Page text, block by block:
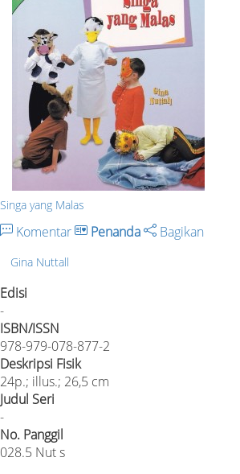
Singa yang Malas
Komentar Penanda Bagikan
Gina Nuttall
Edisi
-
ISBN/ISSN
978-979-078-877-2
Deskripsi Fisik
24p.; illus.; 26,5 cm
Judul Seri
-
No. Panggil
028.5 Nut s